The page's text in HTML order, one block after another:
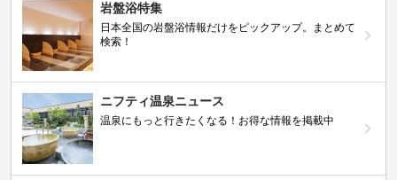
岩盤浴特集
日本全国の岩盤浴情報だけをピックアップ。まとめて
検索！
ニフティ温泉ニュース
温泉にもっと行きたくなる！お得な情報を掲載中